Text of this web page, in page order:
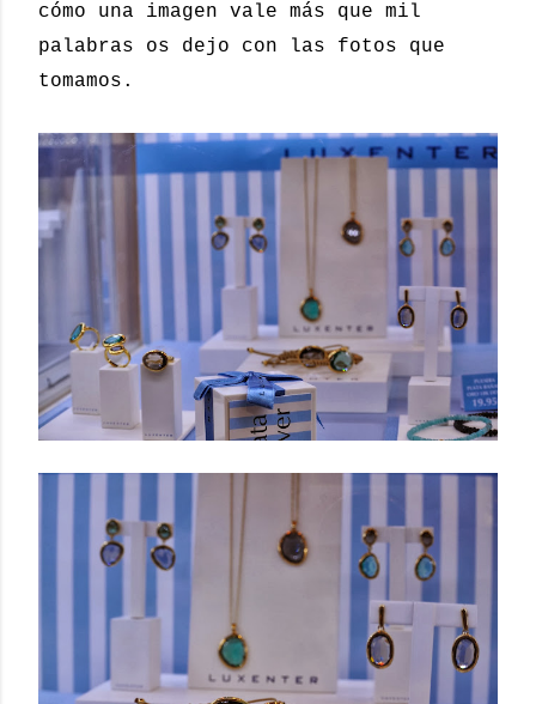
cómo una imagen vale más que mil
palabras os dejo con las fotos que
tomamos.